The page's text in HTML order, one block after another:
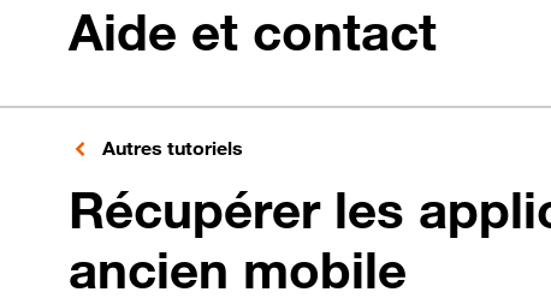
Aide et contact
Autres tutoriels
Récupérer les
ancien mobile